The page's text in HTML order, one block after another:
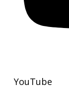
YouTube